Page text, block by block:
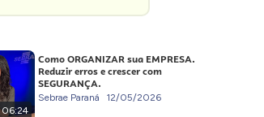
06:24
Como ORGANIZAR sua EMPRESA.
Reduzir erros e crescer com
SEGURANÇA.
Sebrae Paraná 12/05/2026